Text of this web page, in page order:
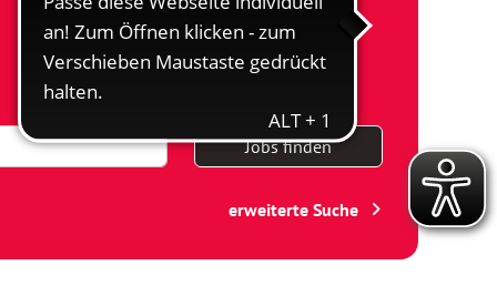
Jobs finden
erweiterte Suche